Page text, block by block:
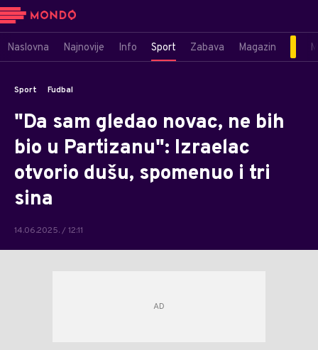
Naslovna Najnovije Info Sport Zabava Magazin
Sport Fudbal
"Da sam gledao novac, ne bih
bio u Partizanu": Izraelac
otvorio dušu, spomenuo i tri
sina
14.06.2025. / 12:11